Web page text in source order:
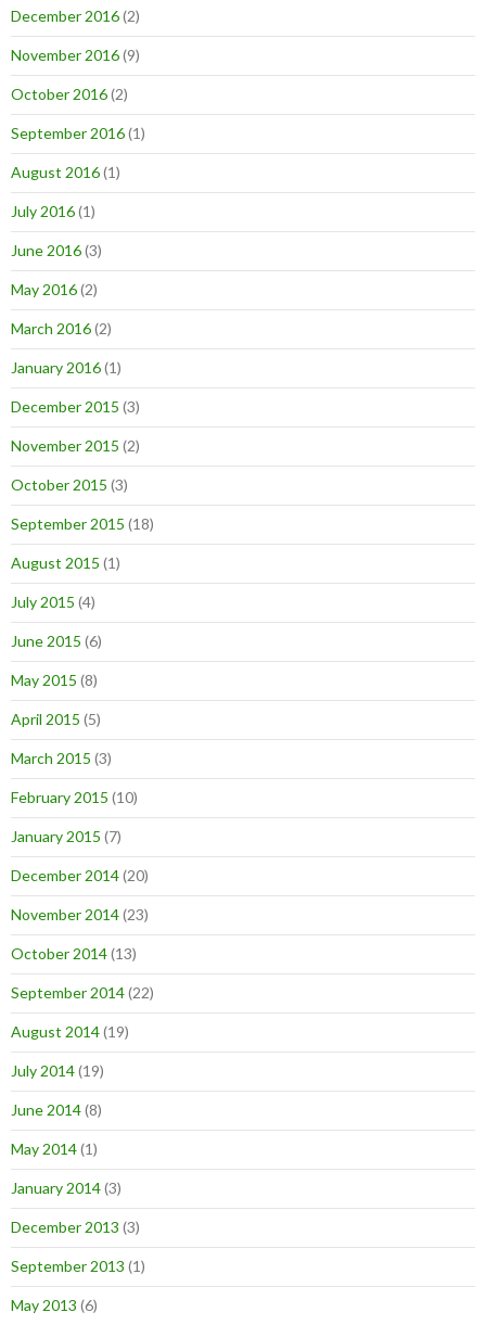
December 2016(2)
November 2016(9)
October 2016(2)
September 2016(1)
August 2016(1)
July 2016(1)
June 2016(3)
May 2016(2)
March 2016(2)
January 2016(1)
December 2015 (3)
November 2015 (2)
October 2015 (3)
September 2015 (18)
August 2015 (1)
July 2015 (4)
June 2015 (6)
May 2015 (8)
April 2015 (5)
March 2015 (3)
February 2015 (10)
January 2015 (7)
December 2014(20)
November 2014(23)
October 2014(13)
September 2014(22)
August 2014(19)
July 2014(19)
June 2014(8)
May 2014(1)
January 2014(3)
December 2013 (3)
September 2013 (1)
May 2013 (6)